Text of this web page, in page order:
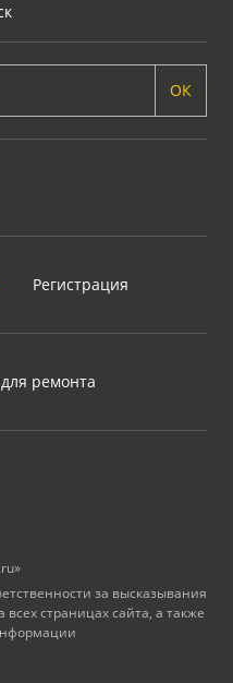
ОК
Регистрация
ремонта
за высказывания
страницах сайта, а также